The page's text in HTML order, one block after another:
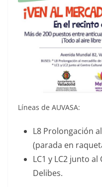
Líneas de AUVASA:
L8 Prolongación
(parada en
LC1 y LC2 junto
Delibes.